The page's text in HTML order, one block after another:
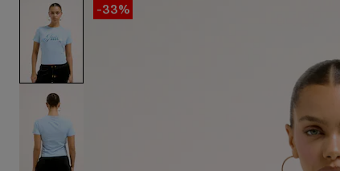
-33%